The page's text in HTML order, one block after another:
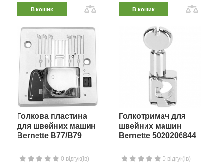
В кошик В кошик
Голкова пластина
для швейних машин
Bernette B77/B79
0 відгук(ів)
Голкотримач для
швейних машин
Bernette 5020206844
0 відгук(ів)